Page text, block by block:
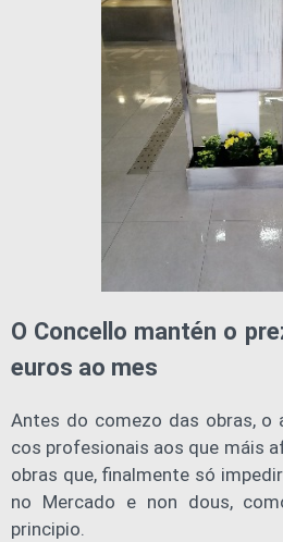
O Concello mantén o
euros ao mes
Antes do comezo das obras, o
cos profesionais aos que máis
obras que, finalmente só
no Mercado e non dous,
principio.